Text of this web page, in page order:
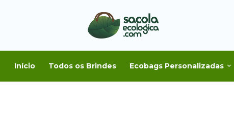
Início Todos os Brindes Ecobags Personalizadas